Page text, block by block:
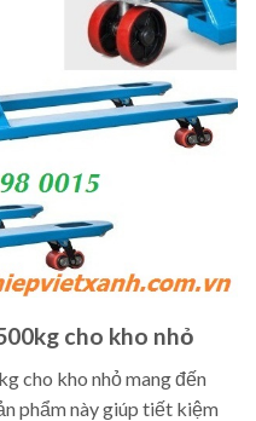
cho kho nhỏ
cho kho nhỏ mang đến
phẩm này giúp tiết kiệm